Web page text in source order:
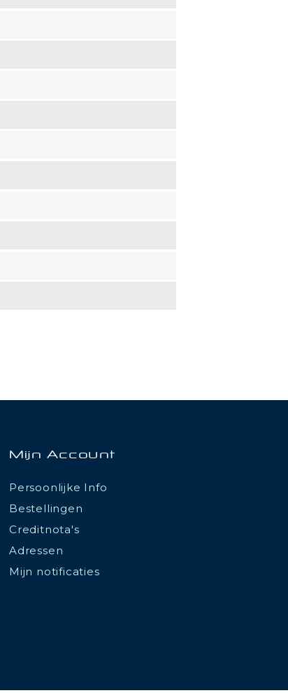
Mijn Account
Persoonlijke Info
Bestellingen
Creditnota's
Adressen
Mijn notificaties
vos préférences pour contrôler la manière